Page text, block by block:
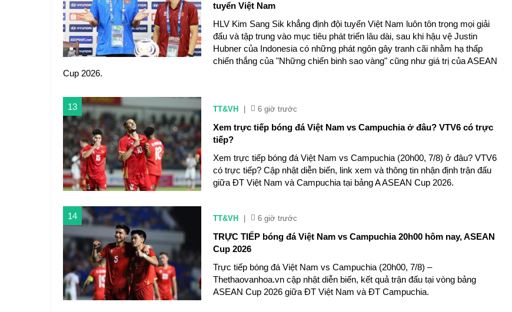
tuyển Việt Nam
HLV Kim Sang Sik khẳng định đội tuyển Việt Nam luôn tôn trọng mọi giải
đấu và tập trung vào mục tiêu phát triển lâu dài, sau khi hậu vệ Justin
Hubner của Indonesia có những phát ngôn gây tranh cãi nhằm hạ thấp
chiến thắng của "Những chiến binh sao vàng" cũng như giá trị của ASEAN
Cup 2026.
13 TT&VH 6 giờ trước
Xem trực tiếp bóng đá Việt Nam vs Campuchia ở đâu? VTV6 có trực
tiếp?
Xem trực tiếp bóng đá Việt Nam vs Campuchia (20h00, 7/8) ở đâu? VTV6
có trực tiếp? Cập nhật diễn biến, link xem và thông tin nhận định trận đấu
giữa ĐT Việt Nam và Campuchia tại bảng A ASEAN Cup 2026.
14 TT&VH 6 giờ trước
TRỰC TIẾP bóng đá Việt Nam vs Campuchia 20h00 hôm nay, ASEAN
Cup 2026
Trực tiếp bóng đá Việt Nam vs Campuchia (20h00, 7/8) –
Thethaovanhoa.vn cập nhật diễn biến, kết quả trận đấu tại vòng bảng
ASEAN Cup 2026 giữa ĐT Việt Nam và ĐT Campuchia.